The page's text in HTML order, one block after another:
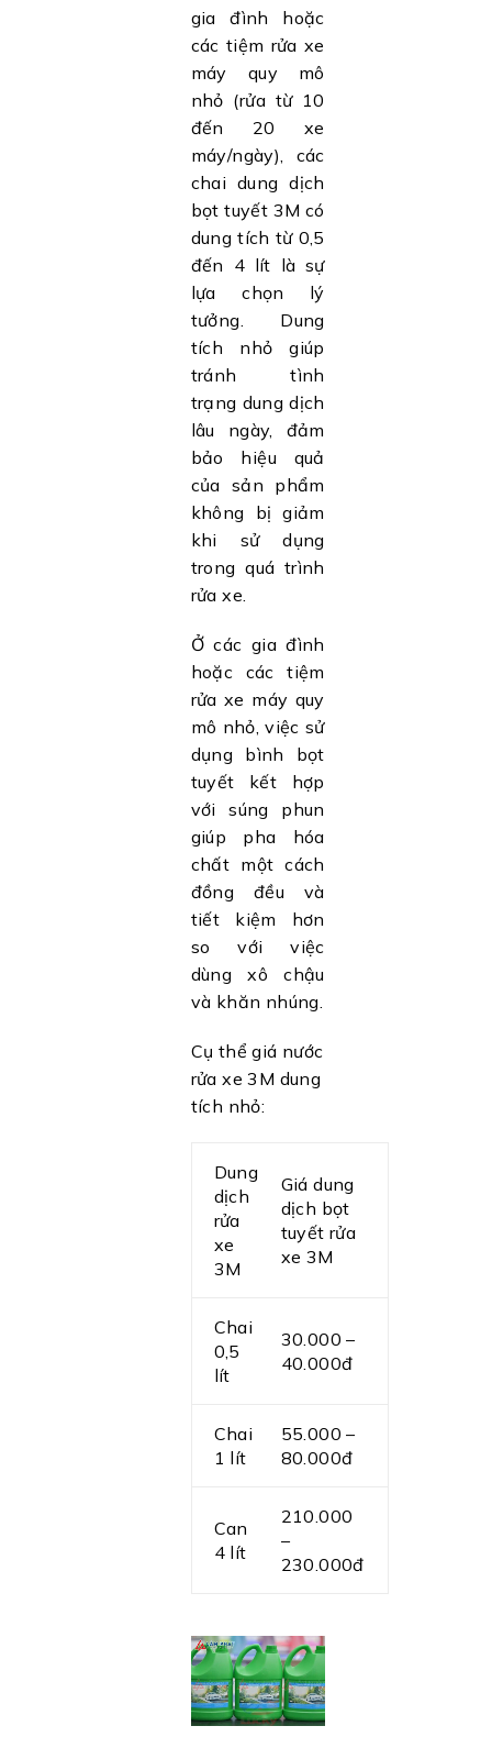
gia đình hoặc
các tiệm rửa xe
máy quy mô
nhỏ (rửa từ 10
đến 20 xe
máy/ngày), các
chai dung dịch
bọt tuyết 3M có
dung tích từ 0,5
đến 4 lít là sự
lựa chọn lý
tưởng. Dung
tích nhỏ giúp
tránh tình
trạng dung dịch
lâu ngày, đảm
bảo hiệu quả
của sản phẩm
không bị giảm
khi sử dụng
trong quá trình
rửa xe.
Ở các gia đình
hoặc các tiệm
rửa xe máy quy
mô nhỏ, việc sử
dụng bình bọt
tuyết kết hợp
với súng phun
giúp pha hóa
chất một cách
đồng đều và
tiết kiệm hơn
so với việc
dùng xô chậu
và khăn nhúng.
Cụ thể giá nước
rửa xe 3M dung
tích nhỏ:
Dung
dịch
rửa
xe
3M
Giá dung
dịch bọt
tuyết rửa
xe 3M
Chai
0,5
lít
30.000 –
40.000đ
Chai
1 lít
55.000 –
80.000đ
Can
4 lít
210.000
–
230.000đ